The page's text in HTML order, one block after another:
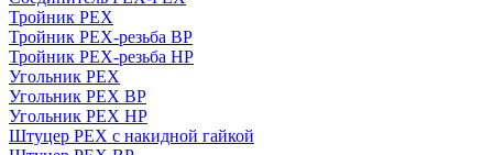
Тройник PEX
Тройник PEX-резьба ВР
Тройник PEX-резьба НР
Угольник PEX
Угольник PEX ВР
Угольник PEX НР
Штуцер PEX c накидной гайкой